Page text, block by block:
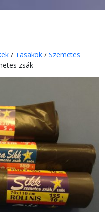
/ Tasakok / Szemetes
zsák